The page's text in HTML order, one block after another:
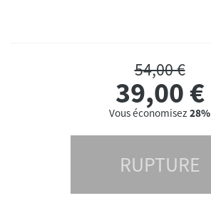
54,00 €
39,00€
Vous économisez 28%
RUPTURE